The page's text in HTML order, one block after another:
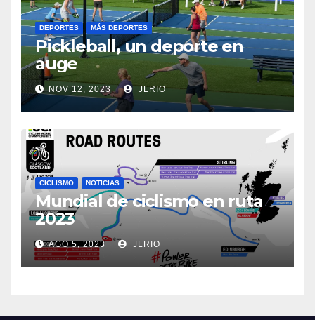
DEPORTES MÁS DEPORTES
Pickleball, un deporte en
auge
NOV 12, 2023 JLRIO
CICLISMO NOTICIAS
Mundial de ciclismo en ruta
2023
AGO 5, 2023 JLRIO